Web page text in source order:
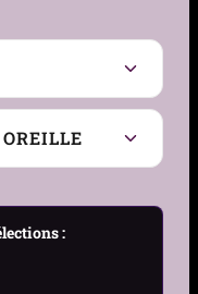
(fer à
stretché,
piercing
Diamètre &
: